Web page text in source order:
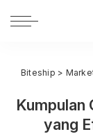
Biteship >
Kumpulan
yang